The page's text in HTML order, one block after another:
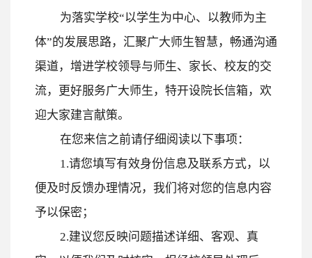
为落实学校“以学生为中心、以教师为主
体”的发展思路，汇聚广大师生智慧，畅通沟通
渠道，增进学校领导与师生、家长、校友的交
流，更好服务广大师生，特开设院长信箱，欢
迎大家建言献策。
在您来信之前请仔细阅读以下事项：
1.请您填写有效身份信息及联系方式，以
便及时反馈办理情况，我们将对您的信息内容
予以保密；
2.建议您反映问题描述详细、客观、真